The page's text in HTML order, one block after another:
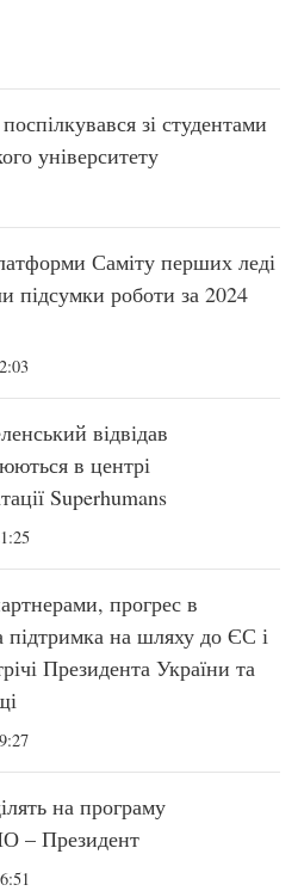
зі студентами
університету
Саміту перших леді
підсумки роботи за 2024
відвідав
в центрі
Superhumans
прогрес в
підтримка на шляху до ЄС і
Президента України та
на програму
– Президент